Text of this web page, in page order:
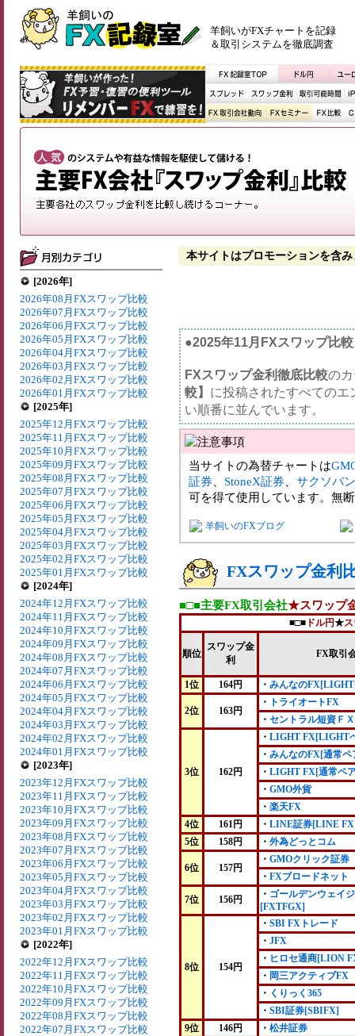
羊飼いがFXチャートを記録
＆取引システムを徹底調査
[2026年]
2026年08月FXスワップ比較
2026年07月FXスワップ比較
2026年06月FXスワップ比較
2026年05月FXスワップ比較
2026年04月FXスワップ比較
2026年03月FXスワップ比較
2026年02月FXスワップ比較
2026年01月FXスワップ比較
[2025年]
2025年12月FXスワップ比較
2025年11月FXスワップ比較
2025年10月FXスワップ比較
2025年09月FXスワップ比較
2025年08月FXスワップ比較
2025年07月FXスワップ比較
2025年06月FXスワップ比較
2025年05月FXスワップ比較
2025年04月FXスワップ比較
2025年03月FXスワップ比較
2025年02月FXスワップ比較
2025年01月FXスワップ比較
[2024年]
2024年12月FXスワップ比較
2024年11月FXスワップ比較
2024年10月FXスワップ比較
2024年09月FXスワップ比較
2024年08月FXスワップ比較
2024年07月FXスワップ比較
2024年06月FXスワップ比較
2024年05月FXスワップ比較
2024年04月FXスワップ比較
2024年03月FXスワップ比較
2024年02月FXスワップ比較
2024年01月FXスワップ比較
[2023年]
2023年12月FXスワップ比較
2023年11月FXスワップ比較
2023年10月FXスワップ比較
2023年09月FXスワップ比較
2023年08月FXスワップ比較
2023年07月FXスワップ比較
2023年06月FXスワップ比較
2023年05月FXスワップ比較
2023年04月FXスワップ比較
2023年03月FXスワップ比較
2023年02月FXスワップ比較
2023年01月FXスワップ比較
[2022年]
2022年12月FXスワップ比較
2022年11月FXスワップ比較
2022年10月FXスワップ比較
2022年09月FXスワップ比較
2022年08月FXスワップ比較
2022年07月FXスワップ比較
本サイトはプロモーションを含み
●2025年11月FXスワップ比
FXスワップ金利徹底比較の
較】 に投稿されたすべての
い順番に並んでいます。
当サイトの為替チャートは
証券
StoneX証券
サクソバ
可を得て使用しています。無
羊飼いのFXブログ
FXスワップ金利
■□■主要FX取引会社★スワップ
■□■ ドル円★
順位
スワップ金
利
FX取引
1位 164円 ・ みんなの
2位 163円
・
トライオートFX
・ セントラル短資ＦＸ
3位 162円
・ LIGHT FX[LIGHT
・ みんなのFX[通常ペ
・ LIGHT FX[通常ペ
・ GMO外貨
・ 楽天FX
4位
161円 ・ LINE証券[LINE
5位
158円 ・ 外為どっとコム
6位 157円
・ GMOクリック証券
・ FXブロードネット
7位 156円 ・ ゴールデンウェイ
[FXTFGX]
8位 154円
・ SBI FXトレード
・ JFX
・ ヒロセ通商[LION
・ 岡三アクティブFX
・ くりっく365
・ SBI証券[SBIFX]
9位
146円 ・ 松井証券